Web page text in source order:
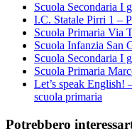
Scuola Secondaria I
I.C. Statale Pirri 1 –
Scuola Primaria Via
Scuola Infanzia San
Scuola Secondaria I
Scuola Primaria
Let’s speak English!
scuola primaria
Potrebbero